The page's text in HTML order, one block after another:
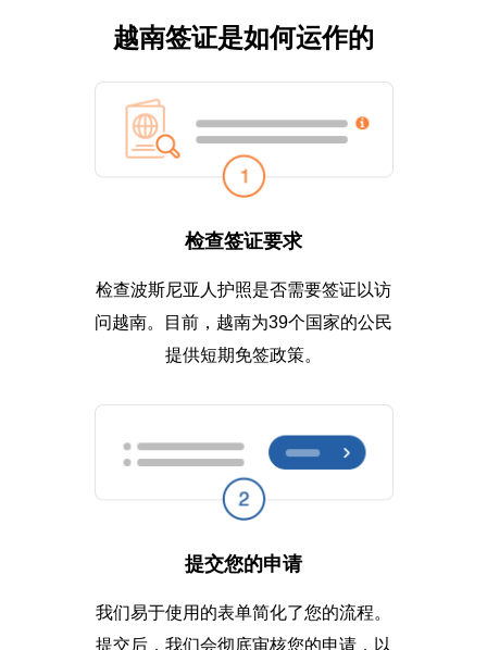
越南签证是如何运作的
检查签证要求
检查波斯尼亚人护照是否需要签证以访
问越南。目前，越南为39个国家的公民
提供短期免签政策。
提交您的申请
我们易于使用的表单简化了您的流程。
提交后，我们会彻底审核您的申请，以